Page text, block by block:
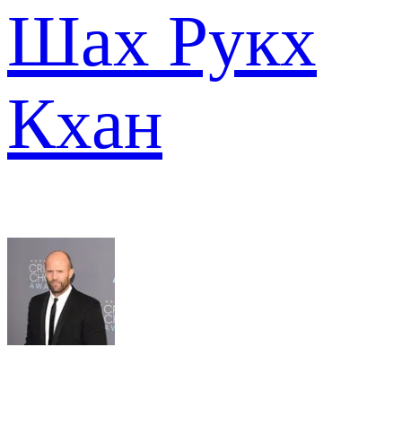
Шах Рукх
Кхан